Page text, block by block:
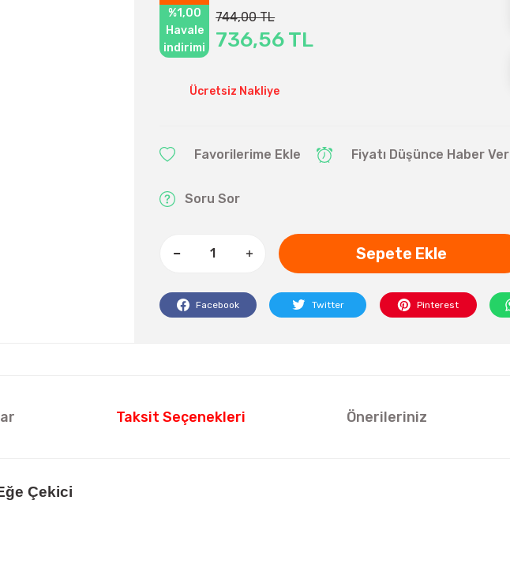
%1,00
Havale
indirimi
744,00 TL
736,56 TL
Ücretsiz Nakliye
Fiyatı Düşünce Haber Ver
Soru Sor
Sepete Ekle
Facebook Twitter Pinterest
Taksit Seçenekleri Önerileriniz
Çekici